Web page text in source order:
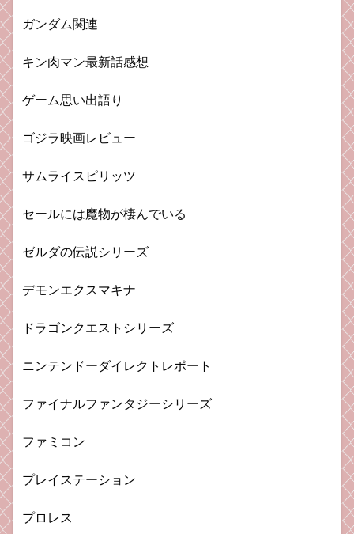
ガンダム関連
キン肉マン最新話感想
ゲーム思い出語り
ゴジラ映画レビュー
サムライスピリッツ
セールには魔物が棲んでいる
ゼルダの伝説シリーズ
デモンエクスマキナ
ドラゴンクエストシリーズ
ニンテンドーダイレクトレポート
ファイナルファンタジーシリーズ
ファミコン
プレイステーション
プロレス